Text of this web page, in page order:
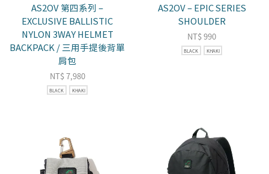
AS2OV 第四系列 –
EXCLUSIVE BALLISTIC
NYLON 3WAY HELMET
BACKPACK / 三用手提後背單
肩包
NT$7,980
BLACK KHAKI
AS2OV – EPIC SERIES
SHOULDER
NT$990
BLACK KHAKI